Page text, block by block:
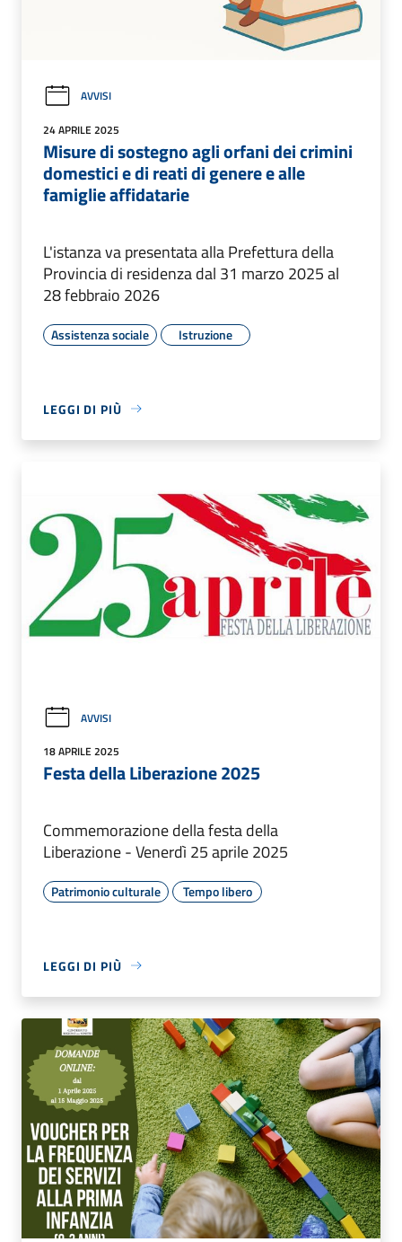
AVVISI
24 APRILE 2025
Misure di sostegno agli orfani dei crimini
domestici e di reati di genere e alle
famiglie affidatarie
L'istanza va presentata alla Prefettura della
Provincia di residenza dal 31 marzo 2025 al
28 febbraio 2026
Assistenza sociale Istruzione
LEGGI DI PIÙ
AVVISI
18 APRILE 2025
Festa della Liberazione 2025
Commemorazione della festa della
Liberazione - Venerdì 25 aprile 2025
Patrimonio culturale Tempo libero
LEGGI DI PIÙ